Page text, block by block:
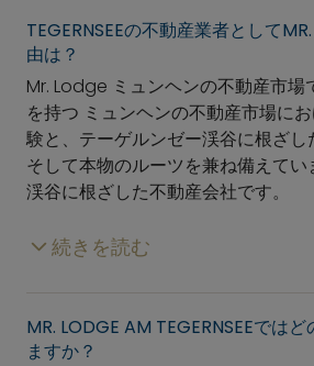
TEGERNSEEの不動産業者として
由は？
Mr. Lodge ミュンヘンの不動産市
を持つ ミュンヘンの不動産市場に
験と、テーゲルンゼー渓谷に根ざし
そして本物のルーツを兼ね備えて
渓谷に根ざした不動産会社です。
続きを読む
MR. LODGE AM TEGERNSEEでは
ますか？